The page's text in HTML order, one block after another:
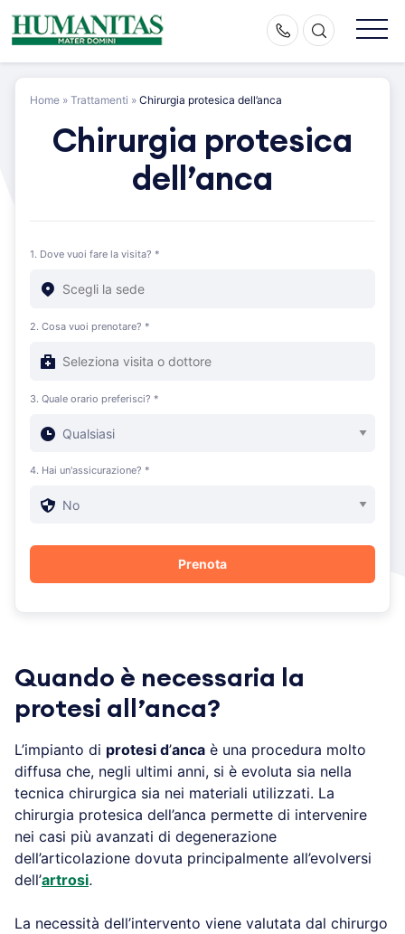
Skip
to
Home » Trattamenti » Chirurgia protesica dell’anca
Chirurgia protesica
dell’anca
1. Dove vuoi fare la visita? *
2. Cosa vuoi prenotare? *
3. Quale orario preferisci? *
4. Hai un'assicurazione? *
Quando è necessaria la
protesi all’anca?
L’impianto di protesi d’anca è una procedura molto
diffusa che, negli ultimi anni, si è evoluta sia nella
tecnica chirurgica sia nei materiali utilizzati. La
chirurgia protesica dell’anca permette di intervenire
nei casi più avanzati di degenerazione
dell’articolazione dovuta principalmente all’evolversi
dell’artrosi.
La necessità dell’intervento viene valutata dal chirurgo